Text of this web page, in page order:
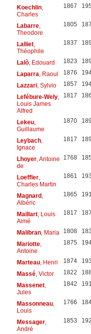
Koechlin,
Charles
1867
Labarre,
Theodore
1805
Lalliet,
Théophile
1837
Lalò, Edouard 1823
Laparra , Raoul 1876
Lazzari, Sylvio 1857
Lefébure-Wely,
Louis James
Alfred
1817
Lekeu,
Guillaume
1870
Leybach,
Ignace
1817
Lhoyer, Antoine
de
1768
Loeffler,
Charles Martin
1861
Magnard,
Albéric
1865
Maillart, Louis
Aimé
1817
Malibran, Maria 1808
Mariotte,
Antoine
1875
Marteau, Henri 1874
Massé, Victor 1822
Massenet,
Jules
1842
Massonneau,
Louis
1766
Messager,
André
1853